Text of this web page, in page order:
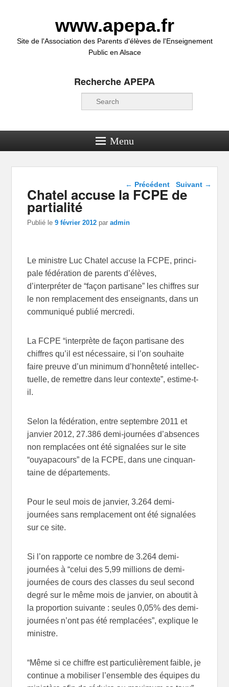
www.apepa.fr
Site de l'Association des Parents d'élèves de l'Enseignement
Public en Alsace
Recherche APEPA
Recherche
Menu
Navigation dans les
articles
← Précédent Suivant →
Chatel accuse la FCPE de
partialité
Publié le9 février 2012 paradmin
Le ministre Luc Chatel accuse la FCPE, prin­ci­
pale fédé­ra­tion de parents d’élèves,
d’interpréter de “façon par­ti­sane” les chiffres sur
le non rem­pla­ce­ment des ensei­gnants, dans un
com­mu­ni­qué publié mercredi.
La FCPE “inter­prète de façon par­ti­sane des
chiffres qu’il est néces­saire, si l’on sou­haite
faire preuve d’un mini­mum d’honnêteté intel­lec­
tuelle, de remettre dans leur contexte”, estime-t-
il.
Selon la fédé­ra­tion, entre sep­tembre 2011 et
jan­vier 2012, 27.386 demi-journées d’absences
non rem­pla­cées ont été signa­lées sur le site
“ouya­pa­cours” de la FCPE, dans une cin­quan­
taine de départements.
Pour le seul mois de jan­vier, 3.264 demi-
journées sans rem­pla­ce­ment ont été signa­lées
sur ce site.
Si l’on rap­porte ce nombre de 3.264 demi-
journées à “celui des 5,99 mil­lions de demi-
journées de cours des classes du seul second
degré sur le même mois de jan­vier, on abou­tit à
la pro­por­tion sui­vante : seules 0,05% des demi-
journées n’ont pas été rem­pla­cées”, explique le
ministre.
“Même si ce chiffre est par­ti­cu­liè­re­ment faible, je
conti­nue a mobi­li­ser l’ensemble des équipes du